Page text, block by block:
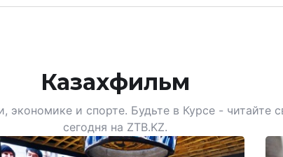
Казахфильм
экономике и спорте. Будьте в Курсе - читайте
сегодня на ZTB.KZ.